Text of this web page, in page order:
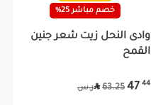
خصم مباشر 25%
وادى النحل زيت شعر جنين
القمح
44
47
 63.25 ر.س